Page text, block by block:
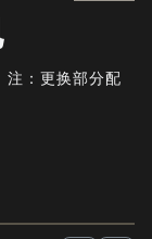
注：更换部分配